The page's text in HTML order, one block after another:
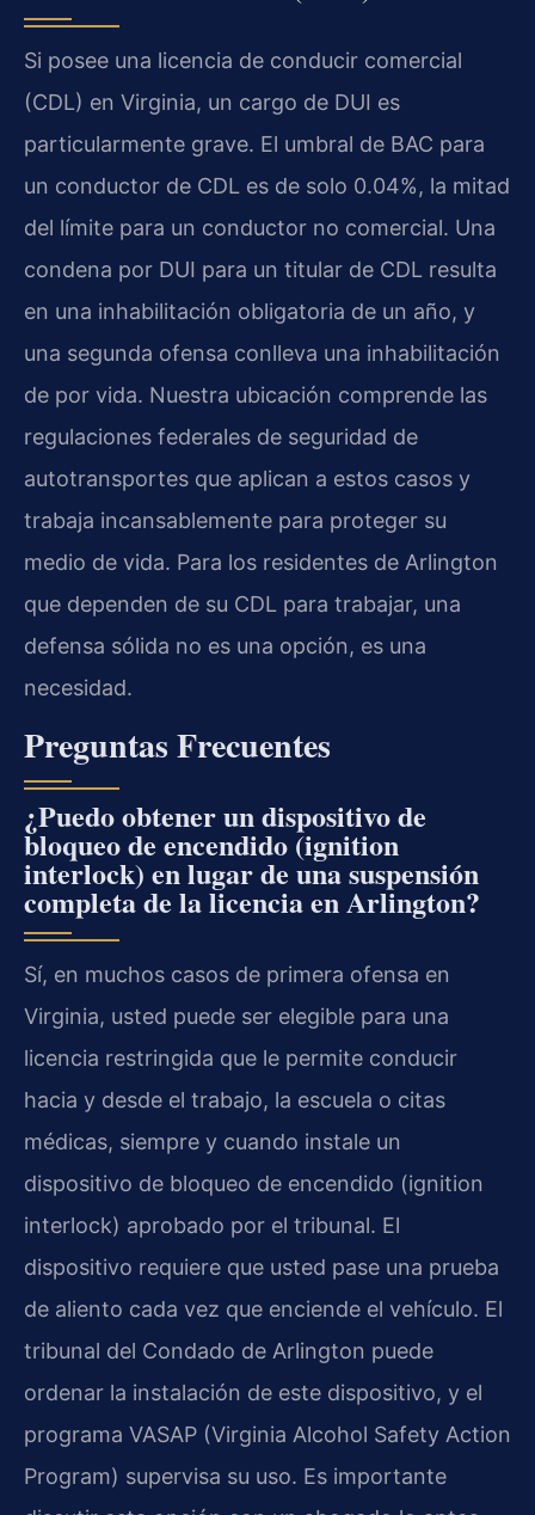
Si posee una licencia de conducir comercial
(CDL) en Virginia, un cargo de DUI es
particularmente grave. El umbral de BAC para
un conductor de CDL es de solo 0.04%, la mitad
del límite para un conductor no comercial. Una
condena por DUI para un titular de CDL resulta
en una inhabilitación obligatoria de un año, y
una segunda ofensa conlleva una inhabilitación
de por vida. Nuestra ubicación comprende las
regulaciones federales de seguridad de
autotransportes que aplican a estos casos y
trabaja incansablemente para proteger su
medio de vida. Para los residentes de Arlington
que dependen de su CDL para trabajar, una
defensa sólida no es una opción, es una
necesidad.
Preguntas Frecuentes
¿Puedo obtener un dispositivo de
bloqueo de encendido (ignition
interlock) en lugar de una suspensión
completa de la licencia en Arlington?
Sí, en muchos casos de primera ofensa en
Virginia, usted puede ser elegible para una
licencia restringida que le permite conducir
hacia y desde el trabajo, la escuela o citas
médicas, siempre y cuando instale un
dispositivo de bloqueo de encendido (ignition
interlock) aprobado por el tribunal. El
dispositivo requiere que usted pase una prueba
de aliento cada vez que enciende el vehículo. El
tribunal del Condado de Arlington puede
ordenar la instalación de este dispositivo, y el
programa VASAP (Virginia Alcohol Safety Action
Program) supervisa su uso. Es importante